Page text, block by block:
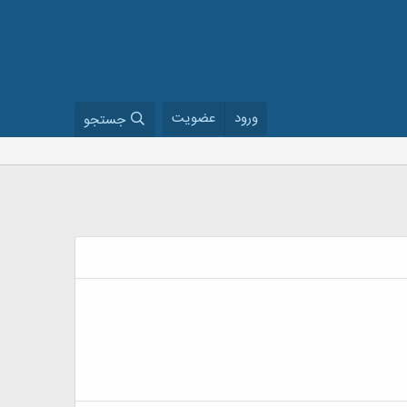
ورود عضویت جستجو